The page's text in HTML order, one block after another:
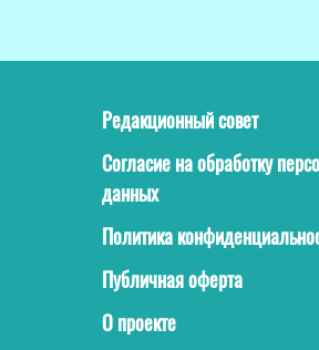
Редакционный совет
Согласие на обработку
данных
Политика
Публичная оферта
О проекте